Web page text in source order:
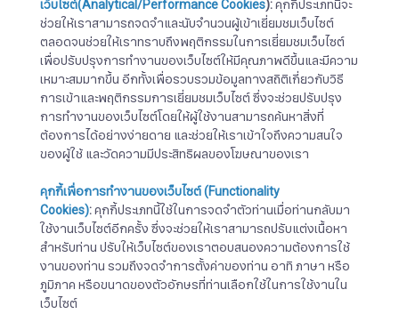
เว็บไซต์(Analytical/Performance Cookies):คุกกี้ประเภทนี้จะ
ช่วยให้เราสามารถจดจำและนับจำนวนผู้เข้าเยี่ยมชมเว็บไซต์
ตลอดจนช่วยให้เราทราบถึงพฤติกรรมในการเยี่ยมชมเว็บไซต์
เพื่อปรับปรุงการทำงานของเว็บไซต์ให้มีคุณภาพดีขึ้นและมีความ
เหมาะสมมากขึ้น อีกทั้งเพื่อรวบรวมข้อมูลทางสถิติเกี่ยวกับวิธี
การเข้าและพฤติกรรมการเยี่ยมชมเว็บไซต์ ซึ่งจะช่วยปรับปรุง
การทำงานของเว็บไซต์โดยให้ผู้ใช้งานสามารถค้นหาสิ่งที่
ต้องการได้อย่างง่ายดาย และช่วยให้เราเข้าใจถึงความสนใจ
ของผู้ใช้ และวัดความมีประสิทธิผลของโฆษณาของเรา
คุกกี้เพื่อการทำงานของเว็บไซต์(Functionality
Cookies):คุกกี้ประเภทนี้ใช้ในการจดจำตัวท่านเมื่อท่านกลับมา
ใช้งานเว็บไซต์อีกครั้ง ซึ่งจะช่วยให้เราสามารถปรับแต่งเนื้อหา
สำหรับท่าน ปรับให้เว็บไซต์ของเราตอบสนองความต้องการใช้
งานของท่าน รวมถึงจดจำการตั้งค่าของท่าน อาทิ ภาษา หรือ
ภูมิภาค หรือขนาดของตัวอักษรที่ท่านเลือกใช้ในการใช้งานใน
เว็บไซต์